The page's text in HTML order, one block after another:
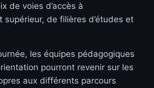
de voies d’accès à
supérieur, de filières d’études et
les équipes pédagogiques
pourront revenir sur les
aux différents parcours